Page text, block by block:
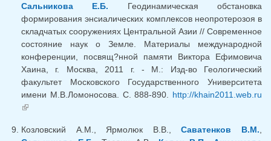
Сальникова Е.Б. Геодинамическая обстановка
формирования энсиалических комплексов неопротерозоя в
складчатых сооружениях Центральной Азии // Современное
состояние наук о Земле. Материалы международной
конференции, посвящ?нной памяти Виктора Ефимовича
Хаина, г. Москва, 2011 г. - М.: Изд-во Геологический
факультет Московского Государственного Университета
имени М.В.Ломоносова. С. 888-890. http://khain2011.web.ru
(внешняя ссылка)
Козловский А.М., Ярмолюк В.В.,Саватенков В.М.